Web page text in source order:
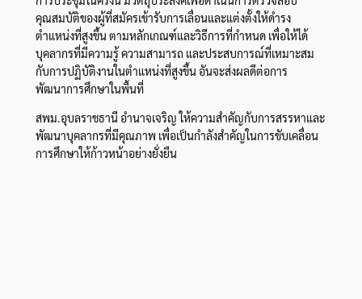
คุณสมบัติของผู้ที่สมัครเข้ารับการเลื่อนและแต่งตั้งให้ดำรง
ตำแหน่งที่สูงขึ้น ตามหลักเกณฑ์และวิธีการที่กำหนด เพื่อให้ได้
บุคลากรที่มีความรู้ ความสามารถ และประสบการณ์ที่เหมาะสม
กับการปฏิบัติงานในตำแหน่งที่สูงขึ้น อันจะส่งผลดีต่อการ
พัฒนาการศึกษาในพื้นที่
สพม.อุบลราชธานี อำนาจเจริญ ให้ความสำคัญกับการสรรหาและ
พัฒนาบุคลากรที่มีคุณภาพ เพื่อเป็นกำลังสำคัญในการขับเคลื่อน
การศึกษาให้ก้าวหน้าอย่างยั่งยืน